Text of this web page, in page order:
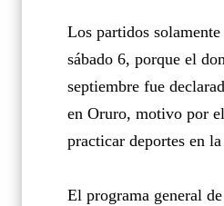
Los partidos solamente
sábado 6, porque el
septiembre fue
en Oruro, motivo por
practicar deportes en
El programa general